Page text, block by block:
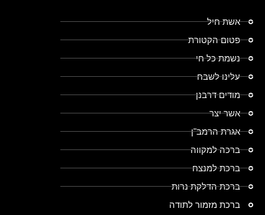
אשת חיל
פטום הקטורת
נשמת כל חי
עלינו לשבח
מודים דרבנן
אשר יצר
אגרת הרמב"ן
ברכה למקווה
ברכת למנצח
ברכת הדלקת נרות
ברכת מזמור לתודה